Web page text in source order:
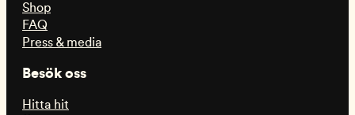
Shop
FAQ
Press & media
Besök oss
Hitta hit